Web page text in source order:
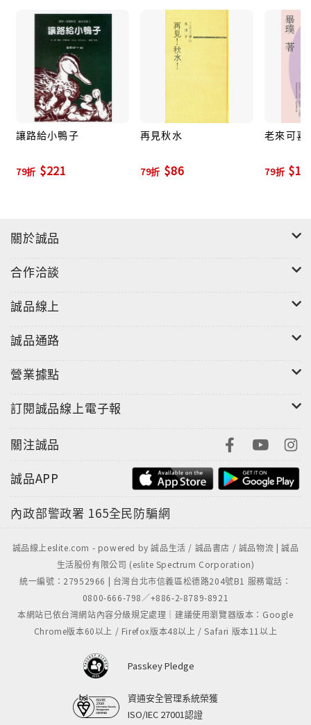
讓路給小鴨子
79折 $221
再見秋水
79折 $86
老來可喜
79折
關於誠品
合作洽談
誠品線上
誠品通路
營業據點
訂閱誠品線上電子報
關注誠品
誠品APP
內政部警政署 165全民防騙網
誠品線上eslite.com - powered by 誠品生活 / 誠品書店 / 誠品物流 | 誠品
生活股份有限公司 (eslite Spectrum Corporation)
統一編號：27952966 | 台灣台北市信義區松德路204號B1 服務電話：
0800-666-798／+886-2-8789-8921
本網站已依台灣網站內容分級規定處理｜建議使用瀏覽器版本：Google
Chrome版本60以上 / Firefox版本48以上 / Safari 版本11以上
Passkey Pledge
資通安全管理系統榮獲
ISO/IEC 27001認證